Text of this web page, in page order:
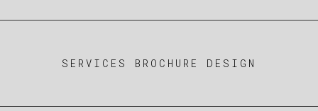
SERVICES BROCHURE DESIGN